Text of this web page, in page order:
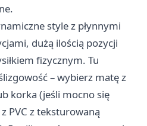
style z płynnymi
dużą ilością pozycji
fizycznym. Tu
– wybierz matę z
korka (jeśli mocno się
PVC z teksturowaną